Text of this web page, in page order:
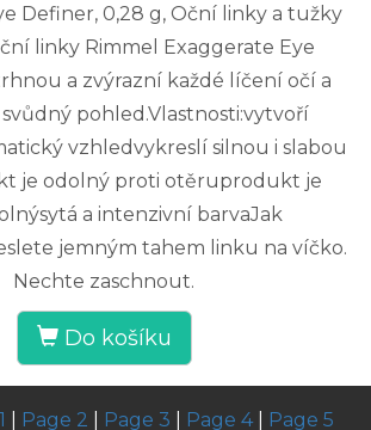
Definer, 0,28 g, Oční linky a tužky
linky Rimmel Exaggerate Eye
a zvýrazní každé líčení očí a
pohled.Vlastnosti:vytvoří
vzhledvykreslí silnou i slabou
je odolný proti otěruprodukt je
a intenzivní barvaJak
jemným tahem linku na víčko.
Nechte zaschnout.
Do košíku
Page 2 Page 3 Page 4| Page 5